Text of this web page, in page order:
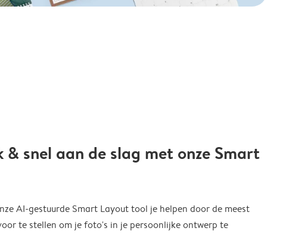
& snel aan de slag met onze Smart
AI-gestuurde Smart Layout tool je helpen door de meest
te stellen om je foto's in je persoonlijke ontwerp te